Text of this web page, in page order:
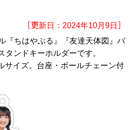
［更新日：2024年10月9日］
『ちはやぶる』『友達天体図』バ
タンドキーホルダーです。
サイズ。台座・ボールチェーン付